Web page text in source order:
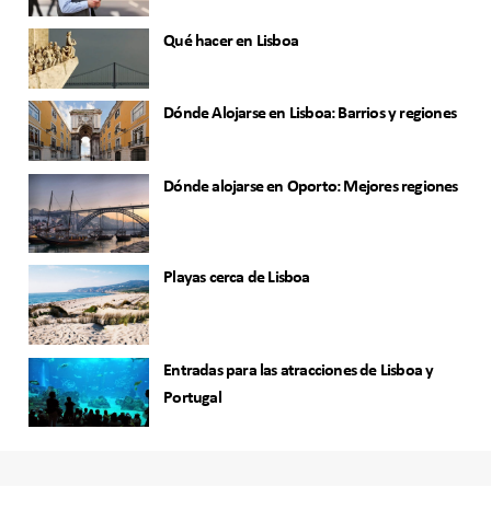
Qué hacer en Lisboa
Dónde Alojarse en Lisboa: Barrios y regiones
Dónde alojarse en Oporto: Mejores regiones
Playas cerca de Lisboa
Entradas para las atracciones de Lisboa y
Portugal